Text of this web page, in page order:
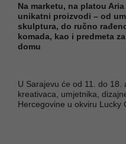
Na marketu, na platou
unikatni proizvodi – od
skulptura, do ručno
komada, kao i predmeta
domu
U Sarajevu će od 11. do
kreativaca, umjetnika,
Hercegovine u okviru Lucky